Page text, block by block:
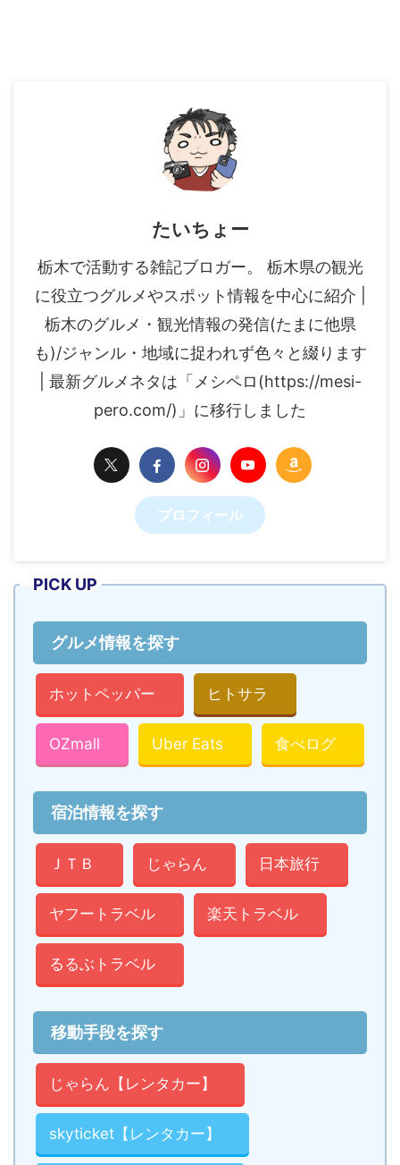
たいちょー
栃木で活動する雑記ブロガー。 栃木県の観光
に役立つグルメやスポット情報を中心に紹介 |
栃木のグルメ・観光情報の発信(たまに他県
も)/ジャンル・地域に捉われず色々と綴ります
| 最新グルメネタは「メシペロ(https://mesi-
pero.com/)」に移行しました
プロフィール
PICK UP
グルメ情報を探す
ホットペッパー ヒトサラ
OZmall Uber Eats 食べログ
宿泊情報を探す
ＪＴＢ じゃらん 日本旅行
ヤフートラベル 楽天トラベル
るるぶトラベル
移動手段を探す
じゃらん【レンタカー】
skyticket【レンタカー】